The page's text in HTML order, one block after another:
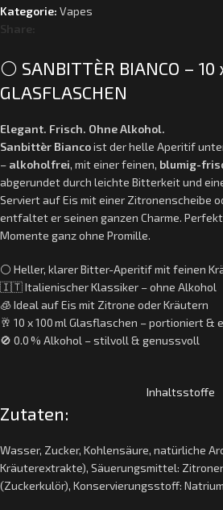
Kategorie: Vapes
Share:
⚪️ SANBITTÈR BIANCO – 10
GLASFLASCHEN
Elegant. Frisch. Ohne Alkohol.
Sanbittèr Biancoist der helle Aperitif
– alkoholfrei, mit einer feinen, blumig-
abgerundet durch leichte Bitterkeit und
Serviert auf Eis mit einer Zitronenscheibe
entfaltet er seinen ganzen Charme.
Momente ganz ohne Promille.
⚪️ Heller, klarer Bitter-Aperitif mit feinen
🇮🇹 Italienischer Klassiker – ohne Alkohol
🧊 Ideal auf Eis mit Zitrone oder Kräutern
🥂 10 x 100 ml Glasflaschen – portioniert &
🚫 0.0 % Alkohol – stilvoll & genussvoll
Inhaltsstoffe
Zutaten:
Wasser, Zucker, Kohlensäure, natürliche
Kräuterextrakte), Säuerungsmittel:
(Zuckerkulör), Konservierungsstoff: